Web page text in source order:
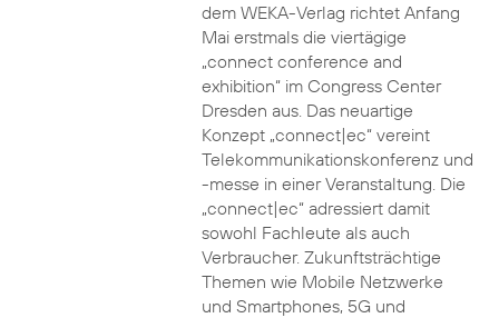
dem WEKA-Verlag richtet Anfang
Mai erstmals die viertägige
„connect conference and
exhibition“ im Congress Center
Dresden aus. Das neuartige
Konzept „connect|ec“ vereint
Telekommunikationskonferenz und
-messe in einer Veranstaltung. Die
„connect|ec“ adressiert damit
sowohl Fachleute als auch
Verbraucher. Zukunftsträchtige
Themen wie Mobile Netzwerke
und Smartphones, 5G und